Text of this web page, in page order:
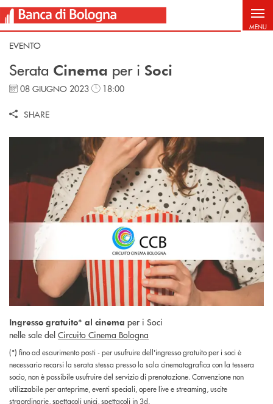
Salta al contenuto principale
MENU
EVENTO
Serata Cinema per i Soci
08 GIUGNO 2023 18:00
SHARE
Ingresso gratuito* al cinema per i Soci
nelle sale del Circuito Cinema Bologna
(*) fino ad esaurimento posti - per usufruire dell'ingresso gratuito per i soci è
necessario recarsi la serata stessa presso la sala cinematografica con la tessera
socio, non è possibile usufruire del servizio di prenotazione. Convenzione non
utilizzabile per anteprime, eventi speciali, opere live e streaming, uscite
straordinarie, spettacoli unici, spettacoli in 3d.